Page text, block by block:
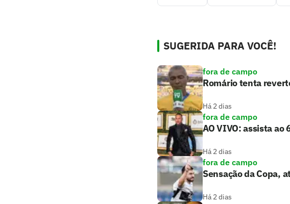
SUGERIDA PARA VOCÊ!
fora de campo
Romário tenta
Há 2 dias
fora de campo
AO VIVO: assista
Há 2 dias
fora de campo
Sensação da Copa,
Há 2 dias